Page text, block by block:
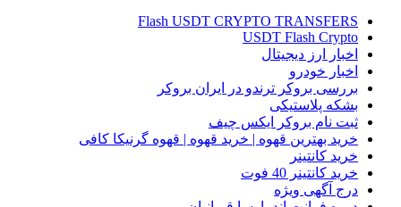
Flash USDT CRYPTO TRANSFERS
USDT Flash Crypto
اخبار ارز دیجیتال
اخبار خودرو
بررسی بروکر ترندو در ایران بروکر
بشکه پلاستیکی
ثبت نام بروکر ایکس چیف
خرید بهترین قهوه | خرید قهوه | قهوه گرنیکا کافی
خرید کانتینر
خرید کانتینر 40 فوت
درج آگهی ویژه